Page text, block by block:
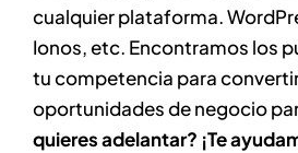
cualquier plataforma.
Ionos, etc. Encontramos los
tu competencia para
oportunidades de negocio
quieres adelantar? ¡Te